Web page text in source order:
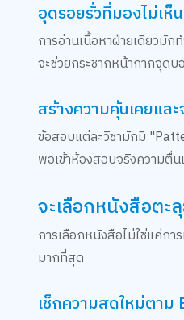
อุดรอยรั่วที่มองไม่เห็น
การอ่านเนื้อหาฝ่ายเดียวมัก
จะช่วยกระชากหน้ากากจุดบ
สร้างความคุ้นเคยแล
ข้อสอบแต่ละวิชามักมี
พอเข้าห้องสอบจริงความตื่
จะเลือกหนังสือตะ
การเลือกหนังสือไม่ใช่แค่ก
มากที่สุด
เช็กความสดใหม่ตา